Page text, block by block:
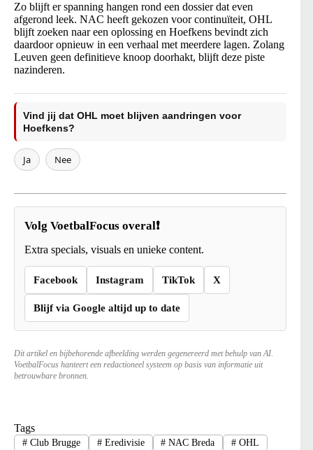
Zo blijft er spanning hangen rond een dossier dat even
afgerond leek. NAC heeft gekozen voor continuïteit, OHL
blijft zoeken naar een oplossing en Hoefkens bevindt zich
daardoor opnieuw in een verhaal met meerdere lagen. Zolang
Leuven geen definitieve knoop doorhakt, blijft deze piste
nazinderen.
Vind jij dat OHL moet blijven aandringen voor
Hoefkens?
Ja Nee
Volg VoetbalFocus overal❗
Extra specials, visuals en unieke content.
Facebook Instagram TikTok X
Blijf via Google altijd up to date
Dit artikel en bijbehorende afbeelding werden gegenereerd met behulp van AI.
VoetbalFocus hanteert een redactioneel systeem op basis van informatie uit
betrouwbare bronnen.
Tags
#Club Brugge #Eredivisie # NAC Breda # OHL